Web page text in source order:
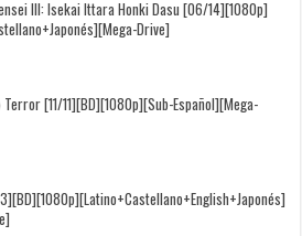
III: Isekai Ittara Honki Dasu [06/14][1080p]
Drive]
Terror [11/11][BD][1080p][Sub-Español][Mega-